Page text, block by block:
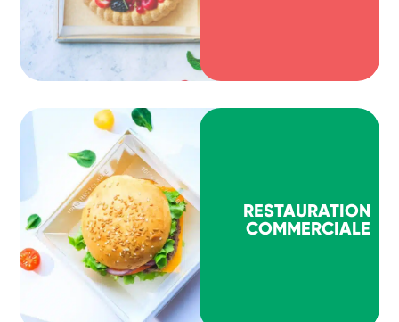
RESTAURATION
COMMERCIALE